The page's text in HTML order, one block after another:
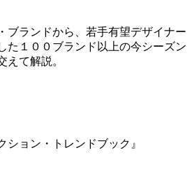
ブランドから、若手有望デザイナー
た１００ブランド以上の今シーズン
えて解説。